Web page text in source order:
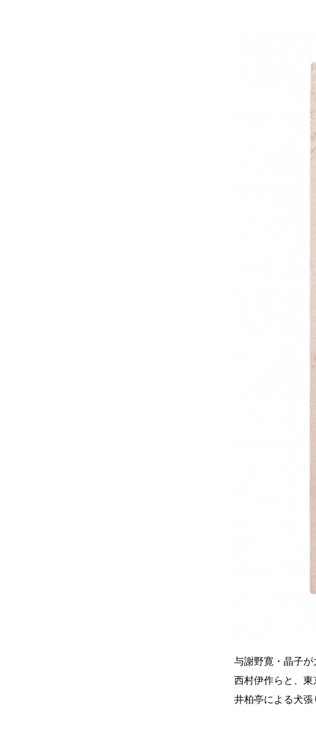
与謝野寛・晶子
西村伊作らと、
井柏亭による犬